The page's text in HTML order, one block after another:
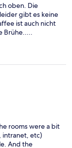
oben. Die
gibt es keine
ist auch nicht
Brühe.....
rooms were a bit
intranet, etc)
And the